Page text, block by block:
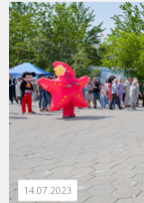
14.07.2023